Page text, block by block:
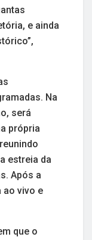
e ainda
Na
será
própria
estreia da
Após a
ao vivo e
que o